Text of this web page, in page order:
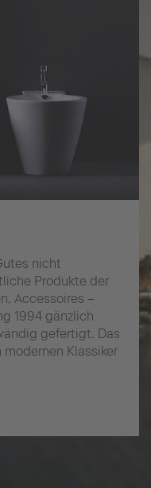
nicht
Produkte der
Accessoires –
1994 gänzlich
gefertigt. Das
Klassiker